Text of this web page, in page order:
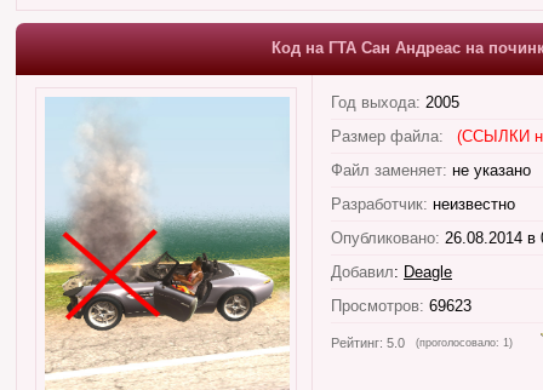
Код на ГТА Сан Андреас на
Год выхода: 2005
Размер файла:
(ССЫЛКИ
Файл заменяет: не указано
Разработчик: неизвестно
Опубликовано: 26.08.2014 в
Добавил: Deagle
Просмотров: 69623
Рейтинг: 5.0 (проголосовало: 1)